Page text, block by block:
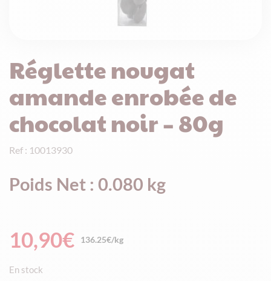
Réglette nougat
amande enrobée de
chocolat noir – 80g
Ref : 10013930
Poids Net : 0.080 kg
10,90€ 136.25€/kg
En stock